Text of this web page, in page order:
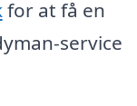
for at få en
service